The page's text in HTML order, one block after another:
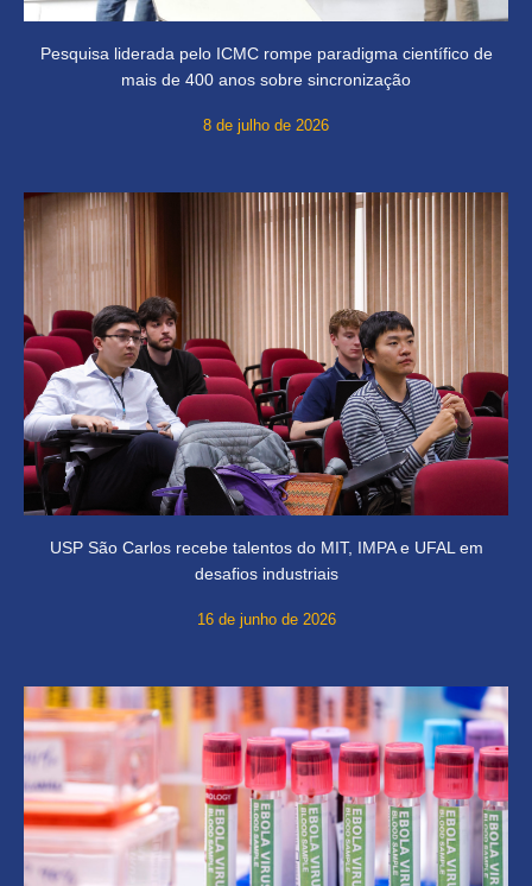
Pesquisa liderada pelo ICMC rompe paradigma científico de
mais de 400 anos sobre sincronização
8 de julho de 2026
USP São Carlos recebe talentos do MIT, IMPA e UFAL em
desafios industriais
16 de junho de 2026